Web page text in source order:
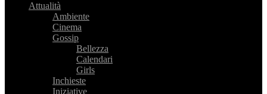
Attualità
Ambiente
Cinema
Gossip
Bellezza
Calendari
Girls
Inchieste
Iniziative